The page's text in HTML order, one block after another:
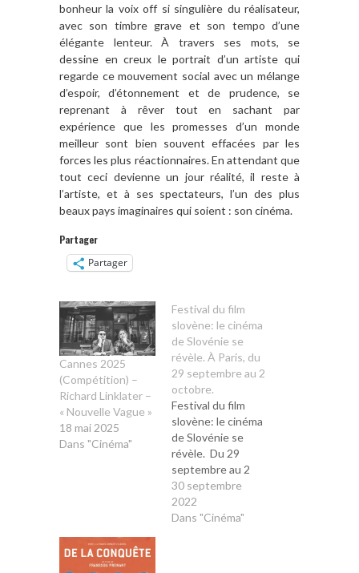
bonheur la voix off si singulière du réalisateur,
avec son timbre grave et son tempo d’une
élégante lenteur. À travers ses mots, se
dessine en creux le portrait d’un artiste qui
regarde ce mouvement social avec un mélange
d’espoir, d’étonnement et de prudence, se
reprenant à rêver tout en sachant par
expérience que les promesses d’un monde
meilleur sont bien souvent effacées par les
forces les plus réactionnaires. En attendant que
tout ceci devienne un jour réalité, il reste à
l’artiste, et à ses spectateurs, l’un des plus
beaux pays imaginaires qui soient : son cinéma.
Partager
Partager
Cannes 2025
(Compétition) –
Richard Linklater –
« Nouvelle Vague »
18 mai 2025
Dans "Cinéma"
Festival du film
slovène: le cinéma
de Slovénie se
révèle. À Paris, du
29 septembre au 2
octobre.
Festival du film
slovène: le cinéma
de Slovénie se
révèle. Du 29
septembre au 2
octobre se tiendra
le premier festival
du film slovène au
30 septembre
2022
Dans "Cinéma"